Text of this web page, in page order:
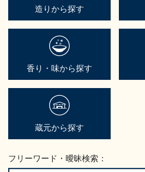
造りから探す
香り・味から探す
蔵元から探す
フリーワード・曖昧検索：